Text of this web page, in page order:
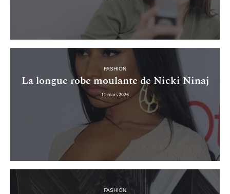
FASHION
La longue robe moulante de Nicki Ninaj
11 mars 2026
FASHION